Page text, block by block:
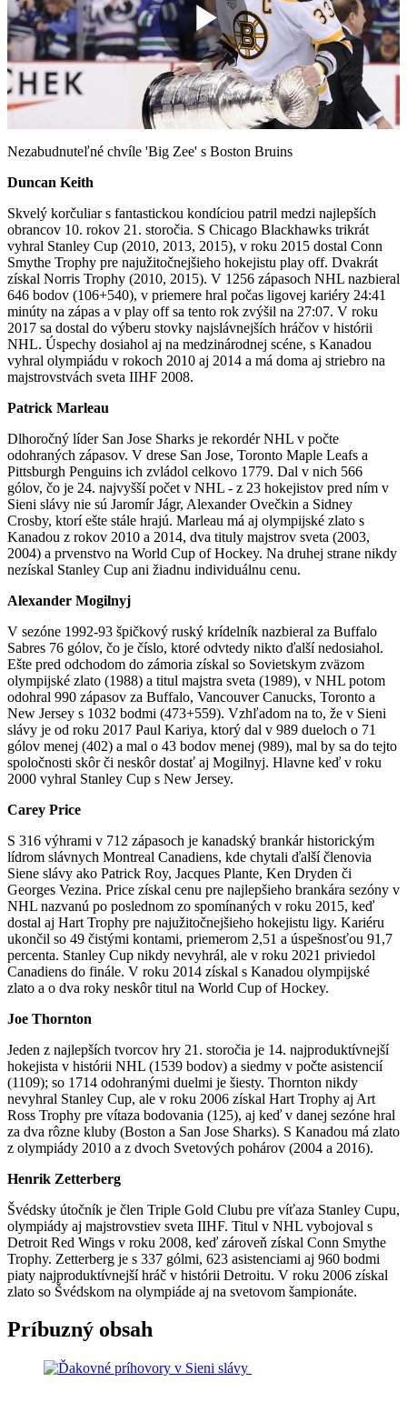
Play
Video
Nezabudnuteľné chvíle 'Big Zee' s Boston Bruins
Duncan Keith
Skvelý korčuliar s fantastickou kondíciou patril medzi najlepších
obrancov 10. rokov 21. storočia. S Chicago Blackhawks trikrát
vyhral Stanley Cup (2010, 2013, 2015), v roku 2015 dostal Conn
Smythe Trophy pre najužitočnejšieho hokejistu play off. Dvakrát
získal Norris Trophy (2010, 2015). V 1256 zápasoch NHL nazbieral
646 bodov (106+540), v priemere hral počas ligovej kariéry 24:41
minúty na zápas a v play off sa tento rok zvýšil na 27:07. V roku
2017 sa dostal do výberu stovky najslávnejších hráčov v histórii
NHL. Úspechy dosiahol aj na medzinárodnej scéne, s Kanadou
vyhral olympiádu v rokoch 2010 aj 2014 a má doma aj striebro na
majstrovstvách sveta IIHF 2008.
Patrick Marleau
Dlhoročný líder San Jose Sharks je rekordér NHL v počte
odohraných zápasov. V drese San Jose, Toronto Maple Leafs a
Pittsburgh Penguins ich zvládol celkovo 1779. Dal v nich 566
gólov, čo je 24. najvyšší počet v NHL - z 23 hokejistov pred ním v
Sieni slávy nie sú Jaromír Jágr, Alexander Ovečkin a Sidney
Crosby, ktorí ešte stále hrajú. Marleau má aj olympijské zlato s
Kanadou z rokov 2010 a 2014, dva tituly majstrov sveta (2003,
2004) a prvenstvo na World Cup of Hockey. Na druhej strane nikdy
nezískal Stanley Cup ani žiadnu individuálnu cenu.
Alexander Mogilnyj
V sezóne 1992-93 špičkový ruský krídelník nazbieral za Buffalo
Sabres 76 gólov, čo je číslo, ktoré odvtedy nikto ďalší nedosiahol.
Ešte pred odchodom do zámoria získal so Sovietskym zväzom
olympijské zlato (1988) a titul majstra sveta (1989), v NHL potom
odohral 990 zápasov za Buffalo, Vancouver Canucks, Toronto a
New Jersey s 1032 bodmi (473+559). Vzhľadom na to, že v Sieni
slávy je od roku 2017 Paul Kariya, ktorý dal v 989 dueloch o 71
gólov menej (402) a mal o 43 bodov menej (989), mal by sa do tejto
spoločnosti skôr či neskôr dostať aj Mogilnyj. Hlavne keď v roku
2000 vyhral Stanley Cup s New Jersey.
Carey Price
S 316 výhrami v 712 zápasoch je kanadský brankár historickým
lídrom slávnych Montreal Canadiens, kde chytali ďalší členovia
Siene slávy ako Patrick Roy, Jacques Plante, Ken Dryden či
Georges Vezina. Price získal cenu pre najlepšieho brankára sezóny v
NHL nazvanú po poslednom zo spomínaných v roku 2015, keď
dostal aj Hart Trophy pre najužitočnejšieho hokejistu ligy. Kariéru
ukončil so 49 čistými kontami, priemerom 2,51 a úspešnosťou 91,7
percenta. Stanley Cup nikdy nevyhrál, ale v roku 2021 priviedol
Canadiens do finále. V roku 2014 získal s Kanadou olympijské
zlato a o dva roky neskôr titul na World Cup of Hockey.
Joe Thornton
Jeden z najlepších tvorcov hry 21. storočia je 14. najproduktívnejší
hokejista v histórii NHL (1539 bodov) a siedmy v počte asistencií
(1109); so 1714 odohranými duelmi je šiesty. Thornton nikdy
nevyhral Stanley Cup, ale v roku 2006 získal Hart Trophy aj Art
Ross Trophy pre vítaza bodovania (125), aj keď v danej sezóne hral
za dva rôzne kluby (Boston a San Jose Sharks). S Kanadou má zlato
z olympiády 2010 a z dvoch Svetových pohárov (2004 a 2016).
Henrik Zetterberg
Švédsky útočník je člen Triple Gold Clubu pre víťaza Stanley Cupu,
olympiády aj majstrovstiev sveta IIHF. Titul v NHL vybojoval s
Detroit Red Wings v roku 2008, keď zároveň získal Conn Smythe
Trophy. Zetterberg je s 337 gólmi, 623 asistenciami aj 960 bodmi
piaty najproduktívnejší hráč v histórii Detroitu. V roku 2006 získal
zlato so Švédskom na olympiáde aj na svetovom šampionáte.
Príbuzný obsah